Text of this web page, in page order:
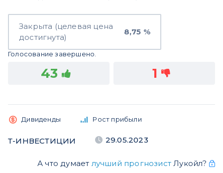
Закрыта (целевая цена
достигнута)
8,75 %
Голосование завершено.
43 1
Дивиденды Рост прибыли
Т-ИНВЕСТИЦИИ 29.05.2023
А что думает лучший прогнозистЛукойл?